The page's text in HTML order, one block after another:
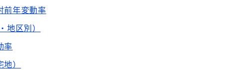
年変動率
区別）
率
）